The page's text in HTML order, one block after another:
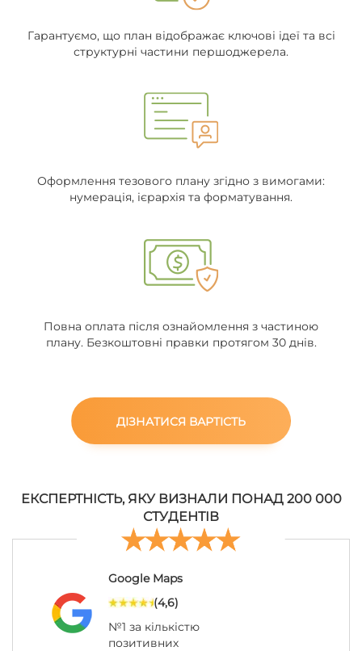
Гарантуємо, що план відображає ключові ідеї та всі
структурні частини першоджерела.
Оформлення тезового плану згідно з вимогами:
нумерація, ієрархія та форматування.
Повна оплата після ознайомлення з частиною
плану. Безкоштовні правки протягом 30 днів.
ДІЗНАТИСЯ ВАРТІСТЬ
ЕКСПЕРТНІСТЬ, ЯКУ ВИЗНАЛИ ПОНАД 200 000
СТУДЕНТІВ
Google Maps
(4,6)
№1 за кількістю
позитивних